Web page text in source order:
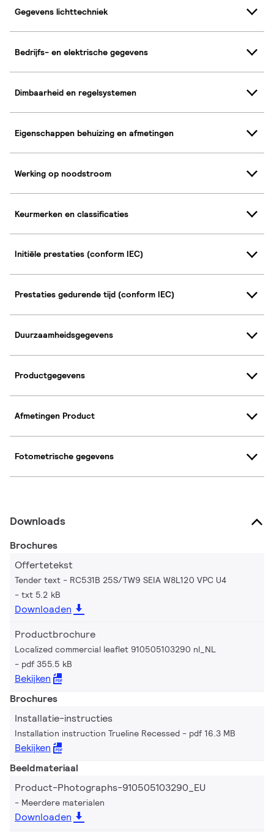
Gegevens lichttechniek
Bedrijfs- en elektrische gegevens
Dimbaarheid en regelsystemen
Eigenschappen behuizing en afmetingen
Werking op noodstroom
Keurmerken en classificaties
Initiële prestaties (conform IEC)
Prestaties gedurende tijd (conform IEC)
Duurzaamheidsgegevens
Productgegevens
Afmetingen Product
Fotometrische gegevens
Downloads
Brochures
Offertetekst
Tender text - RC531B 25S/TW9 SEIA W8L120 VPC U4
txt 5.2 kB
Downloaden
Productbrochure
Localized commercial leaflet 910505103290 nl_NL
pdf 355.5 kB
Bekijken
Brochures
Installatie-instructies
Installation instruction Trueline Recessed pdf 16.3 MB
Bekijken
Beeldmateriaal
Product-Photographs-910505103290_EU
Meerdere materialen
Downloaden